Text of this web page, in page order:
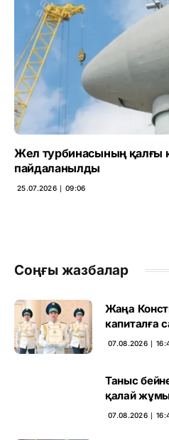
Жел турбинасының қалғы
пайдаланылды
25.07.2026 ∣ 09:06
Соңғы жазбалар
Жаңа
капиталға
негіз
07.08.2026 ∣
Таныс
қалай
07.08.2026 ∣